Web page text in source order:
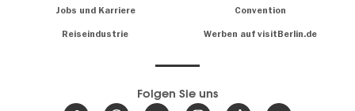
Jobs und Karriere Convention
Reiseindustrie Werben auf visitBerlin.de
für Sie da.
Tickets
Insidertipps
Folgen Sie uns